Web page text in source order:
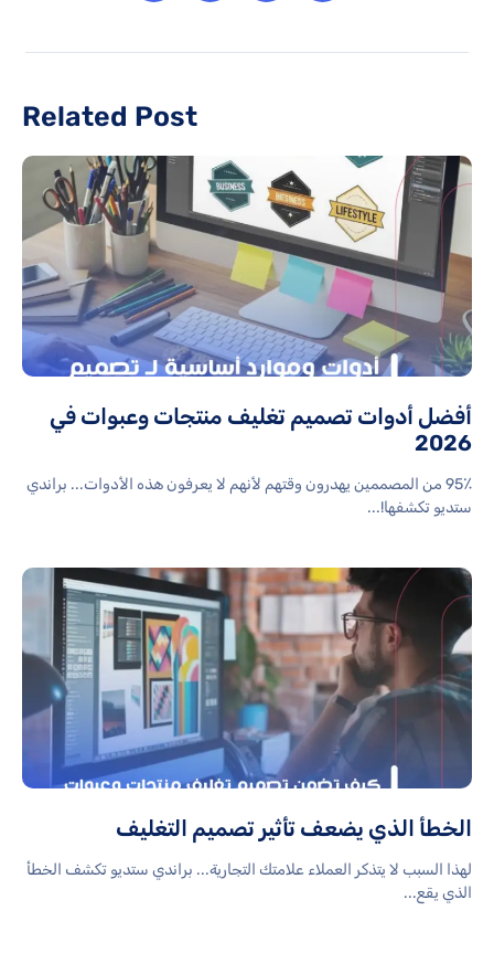
Related Post
أفضل أدوات تصميم تغليف منتجات وعبوات في
2026
95٪ من المصممين يهدرون وقتهم لأنهم لا يعرفون هذه الأدوات... براندي
ستديو تكشفها!...
الخطأ الذي يضعف تأثير تصميم التغليف
لهذا السبب لا يتذكر العملاء علامتك التجارية... براندي ستديو تكشف الخطأ
الذي يقع...